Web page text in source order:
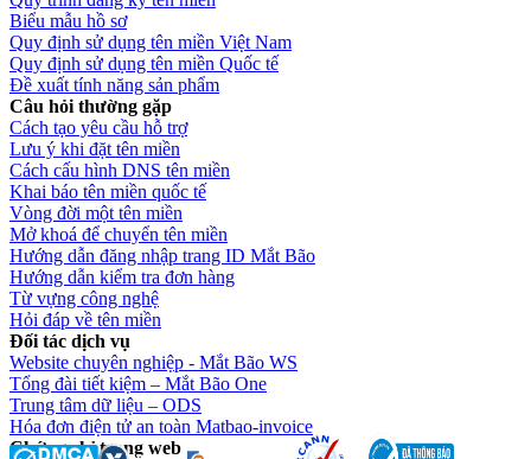
Biểu mẫu hồ sơ
Quy định sử dụng tên miền Việt Nam
Quy định sử dụng tên miền Quốc tế
Đề xuất tính năng sản phẩm
Câu hỏi thường gặp
Cách tạo yêu cầu hỗ trợ
Lưu ý khi đặt tên miền
Cách cấu hình DNS tên miền
Khai báo tên miền quốc tế
Vòng đời một tên miền
Mở khoá để chuyển tên miền
Hướng dẫn đăng nhập trang ID Mắt Bão
Hướng dẫn kiểm tra đơn hàng
Từ vựng công nghệ
Hỏi đáp về tên miền
Đối tác dịch vụ
Website chuyên nghiệp - Mắt Bão WS
Tổng đài tiết kiệm – Mắt Bão One
Trung tâm dữ liệu – ODS
Hóa đơn điện tử an toàn Matbao-invoice
Chứng chỉ trang web